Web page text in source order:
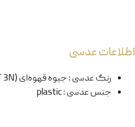
اطلاعات عدسی
رنگ عدسی:جیوه قهوه‌ای (CAT 3N)
جنس عدسی:
plastic